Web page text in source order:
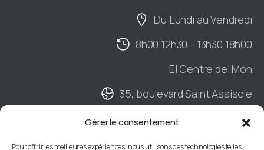
Gérer le consentement
Pour offrir les meilleures expériences, nous utilisons des technologies telles
Du Lundi au Vendredi
8h00 12h30 - 13h30 18h00
El Centre del Món
35, boulevard Saint Assiscle
Hall B - 2ème étage
BP901 - 66020 PERPIGNAN Cedex